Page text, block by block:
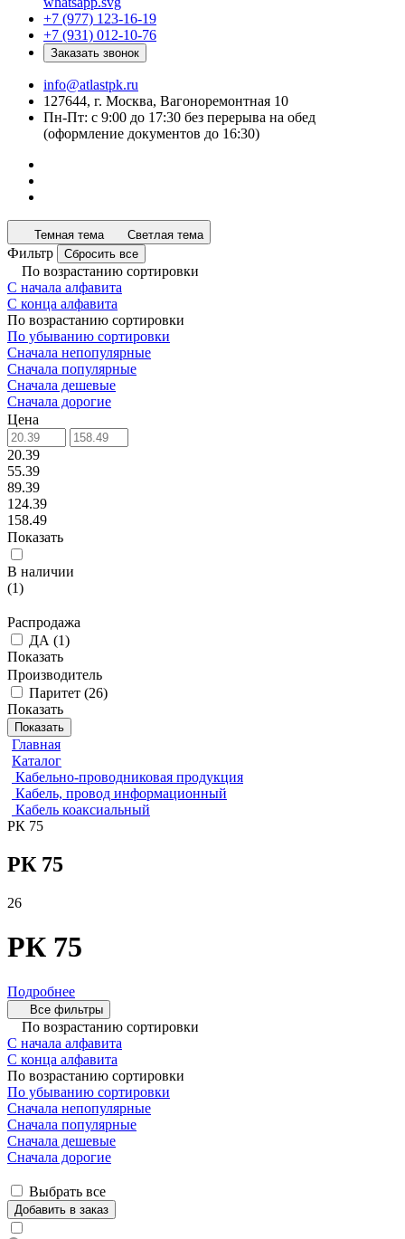
+7 (977) 123-16-19
+7 (931) 012-10-76
Заказать звонок
info@atlastpk.ru
127644, г. Москва, Вагоноремонтная 10
Пн-Пт: с 9:00 до 17:30 без перерыва на обед
(оформление документов до 16:30)
Темная тема Светлая тема
Фильтр Сбросить все
По возрастанию сортировки
С начала алфавита
С конца алфавита
По возрастанию сортировки
По убыванию сортировки
Сначала непопулярные
Сначала популярные
Сначала дешевые
Сначала дорогие
Цена
20.39
55.39
89.39
124.39
158.49
Показать
В наличии
(1)
Распродажа
ДА (1)
Показать
Производитель
Паритет (26)
Показать
Показать
Главная
Каталог
Кабельно-проводниковая продукция
Кабель, провод информационный
Кабель коаксиальный
РК 75
РК 75
26
РК 75
Подробнее
Все фильтры
По возрастанию сортировки
С начала алфавита
С конца алфавита
По возрастанию сортировки
По убыванию сортировки
Сначала непопулярные
Сначала популярные
Сначала дешевые
Сначала дорогие
Выбрать все
Добавить в заказ